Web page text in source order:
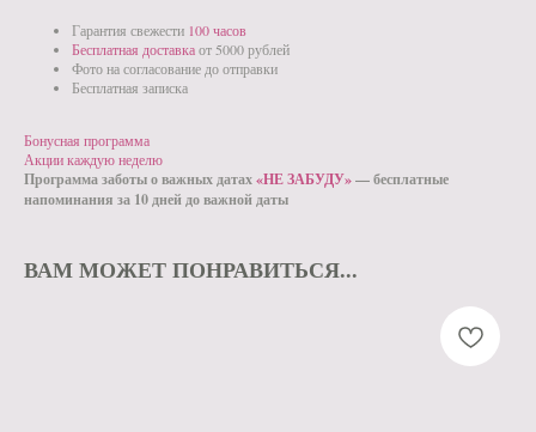
Гарантия свежести 100 часов
Бесплатная доставкаот 5000 рублей
Фото на согласование до отправки
Бесплатная записка
Бонусная программа
Акции каждую неделю
Программа заботы о важных датах«НЕ ЗАБУДУ»— бесплатные
напоминания за 10 дней до важной даты
ВАМ МОЖЕТ ПОНРАВИТЬСЯ...